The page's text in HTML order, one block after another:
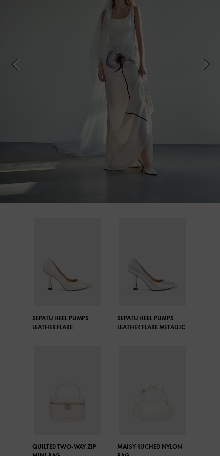
SEPATU HEEL PUMPS
LEATHER FLARE
SEPATU HEEL PUMPS
LEATHER FLARE METALLIC
QUILTED TWO-WAY ZIP
MAISY RUCHED NYLON